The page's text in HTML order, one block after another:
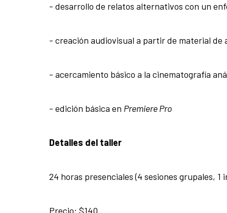
- desarrollo de relatos alternativos con un
- creación audiovisual a partir de material de
- acercamiento básico a la cinematografía
- edición básica en Premiere Pro
Detalles del taller
24 horas presenciales (4 sesiones grupales, 1
Precio: $140